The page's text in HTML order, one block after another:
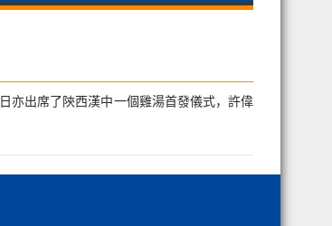
亦出席了陝西漢中一個雞湯首發儀式，許偉